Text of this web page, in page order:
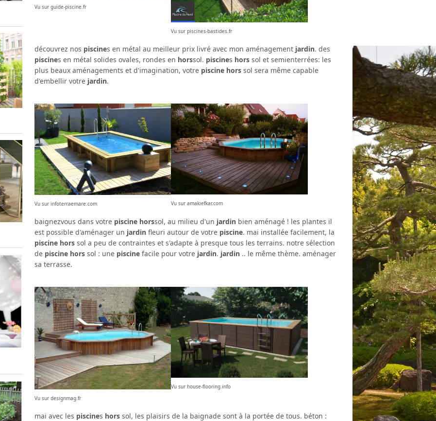
Vu sur guide-piscine.fr
Vu sur piscines-bastides.fr
découvrez nos piscines en métal au meilleur prix livré avec mon aménagement jardin. des
piscines en métal solides ovales, rondes en horssol. piscines hors sol et semienterrées: les
plus beaux aménagements et d'imagination, votre piscine hors sol sera même capable
d'embellir votre jardin.
Vu sur infoterraemare.com Vu sur amakiefkar.com
baignezvous dans votre piscine horssol, au milieu d'un jardin bien aménagé ! les plantes il
est possible d'aménager un jardin fleuri autour de votre piscine. mai installée facilement, la
piscine hors sol a peu de contraintes et s'adapte à presque tous les terrains. notre sélection
de piscine hors sol : une piscine facile pour votre jardin. jardin .. le même thème. aménager
sa terrasse.
Vu sur designmag.fr
Vu sur house-flooring.info
mai avec les piscines hors sol, les plaisirs de la baignade sont à la portée de tous. béton :